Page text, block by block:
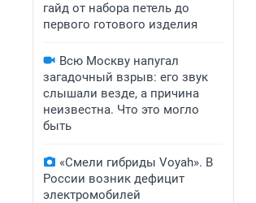
гайд от набора петель до
первого готового изделия
Всю Москву напугал
загадочный взрыв: его звук
слышали везде, а причина
неизвестна. Что это могло
быть
«Смели гибриды Voyah». В
России возник дефицит
электромобилей